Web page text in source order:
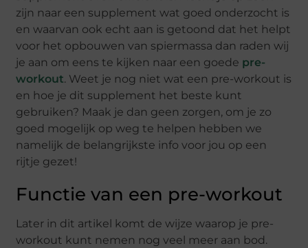
zijn naar een supplement wat goed onderzocht is
en waarvan ook echt aan is getoond dat het helpt
voor het opbouwen van spiermassa dan raden wij
je aan om eens te kijken naar een goede pre-
workout. Weet je nog niet wat een pre-workout is
en hoe je dit supplement het beste kunt
gebruiken? Maak je dan geen zorgen, om je zo
goed mogelijk op weg te helpen hebben we
namelijk de belangrijkste info voor jou op een
rijtje gezet!
Functie van een pre-workout
Later in dit artikel komt de wijze waarop je pre-
workout kunt nemen nog veel meer aan bod.